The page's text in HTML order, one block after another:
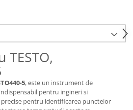
5, este un instrument de
pentru ingineri si
pentru identificarea punctelor